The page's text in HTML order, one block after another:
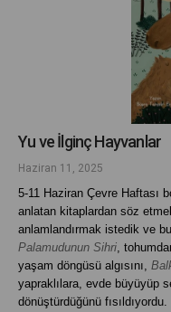
Yu ve İlginç Hayvanlar
Haziran 11, 2025
5-11 Haziran Çevre Haftası
anlatan kitaplardan söz
anlamlandırmak istedik ve
Palamudunun Sihri,
yaşam döngüsü algısını,
yapraklılara, evde büyüyüp
dönüştürdüğünü